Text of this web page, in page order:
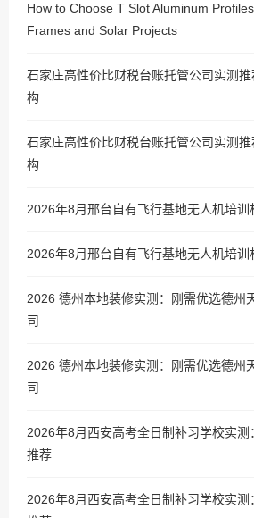
How to Choose T Slot Aluminum
Frames and Solar Projects
石家庄高性价比财税台账托管公司实测
构
石家庄高性价比财税台账托管公司实测
构
2026年8月邢台自有飞行基地无人机培训
2026年8月邢台自有飞行基地无人机培训
2026 德州本地装修实测：刚需优选德州
司
2026 德州本地装修实测：刚需优选德州
司
2026年8月西安高考全日制补习学校实
推荐
2026年8月西安高考全日制补习学校实